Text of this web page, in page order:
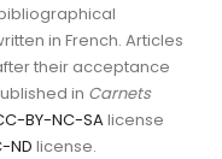
in French. Articles
their acceptance
in Carnets
BY-NC-SAlicense
ND license.